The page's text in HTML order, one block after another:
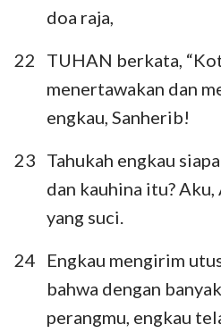
doa raja,
22
TUHAN berkata,
menertawakan dan
engkau, Sanherib!
23 Tahukah engkau
dan kauhina itu?
yang suci.
24
Engkau mengirim
bahwa dengan
perangmu, engkau